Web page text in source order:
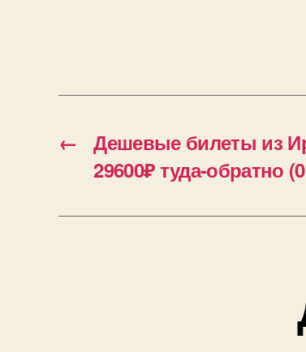
←
Дешевые билеты из
29600₽ туда-обратно